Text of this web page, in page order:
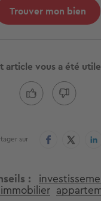
Trouver mon bien
article vous a été
sur